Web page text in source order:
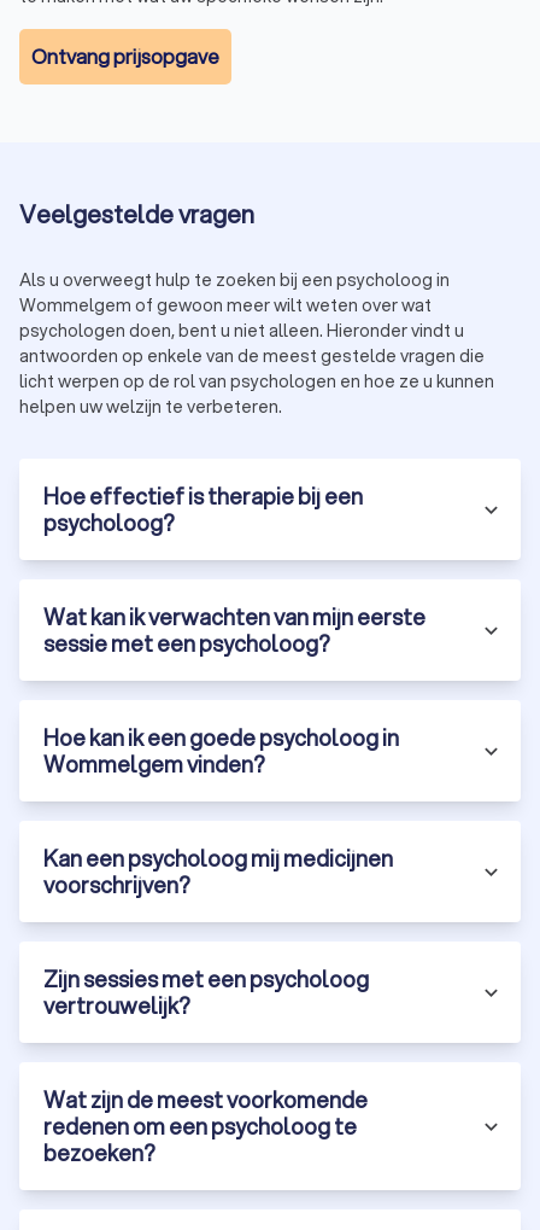
Ontvang prijsopgave
Veelgestelde vragen
Als u overweegt hulp te zoeken bij een psycholoog in
Wommelgem of gewoon meer wilt weten over wat
psychologen doen, bent u niet alleen. Hieronder vindt u
antwoorden op enkele van de meest gestelde vragen die
licht werpen op de rol van psychologen en hoe ze u kunnen
helpen uw welzijn te verbeteren.
Hoe effectief is therapie bij een
psycholoog?
Wat kan ik verwachten van mijn eerste
sessie met een psycholoog?
Hoe kan ik een goede psycholoog in
Wommelgem vinden?
Kan een psycholoog mij medicijnen
voorschrijven?
Zijn sessies met een psycholoog
vertrouwelijk?
Wat zijn de meest voorkomende
redenen om een psycholoog te
bezoeken?